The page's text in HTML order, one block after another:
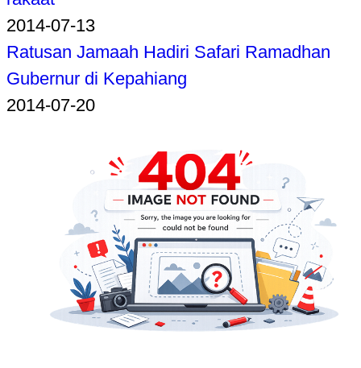
2014-07-13
Ratusan Jamaah Hadiri Safari Ramadhan
Gubernur di Kepahiang
2014-07-20